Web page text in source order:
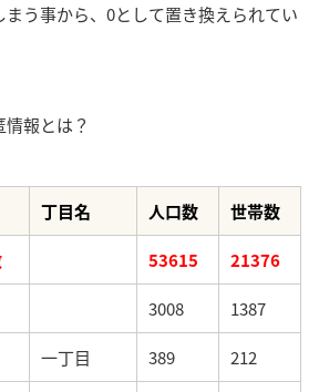
う事から、0として置き換えられてい
報とは？
丁目名 人口数 世帯数
53615 21376
3008 1387
一丁目 389 212